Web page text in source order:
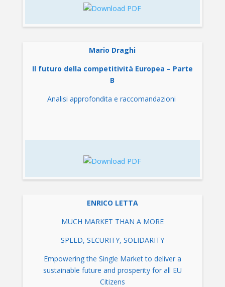
Mario Draghi
Il futuro della competitività Europea – Parte
B
Analisi approfondita e raccomandazioni
ENRICO LETTA
MUCH MARKET THAN A MORE
SPEED, SECURITY, SOLIDARITY
Empowering the Single Market to deliver a
sustainable future and prosperity for all EU
Citizens